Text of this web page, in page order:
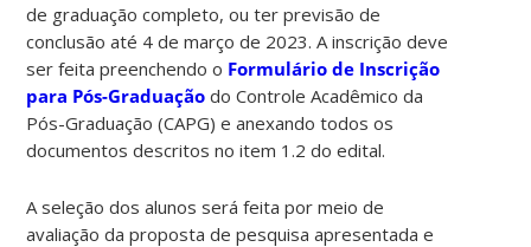
de graduação completo, ou ter previsão de
conclusão até 4 de março de 2023. A inscrição deve
ser feita preenchendo o Formulário de Inscrição
para Pós-Graduação do Controle Acadêmico da
Pós-Graduação (CAPG) e anexando todos os
documentos descritos no item 1.2 do edital.
A seleção dos alunos será feita por meio de
avaliação da proposta de pesquisa apresentada e